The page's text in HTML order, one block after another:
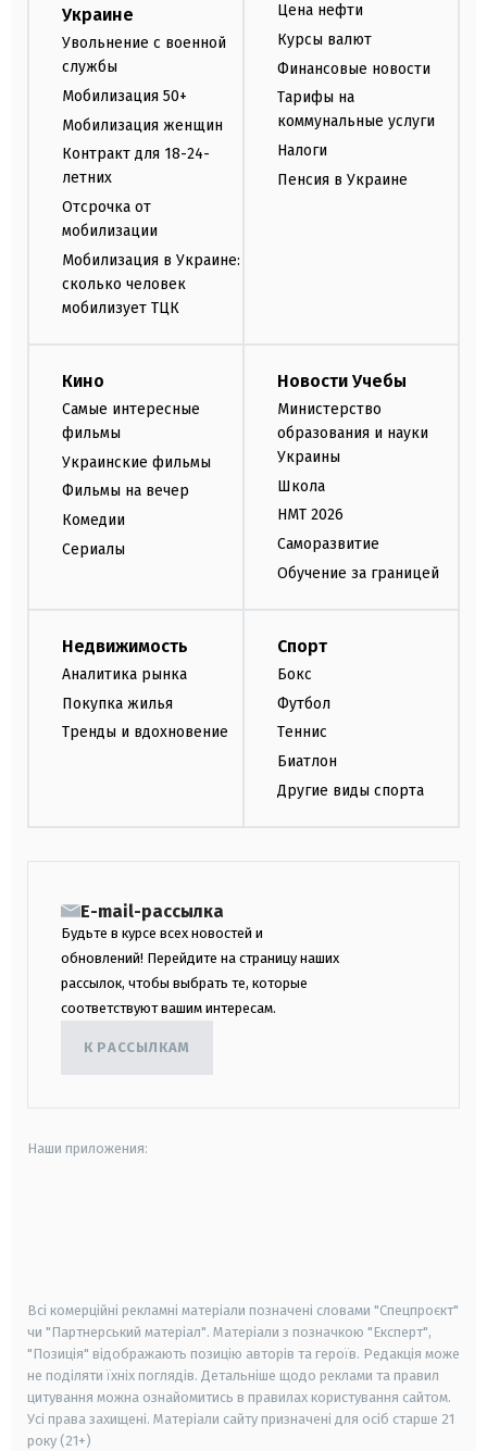
Украине
Увольнение с военной
службы
Мобилизация 50+
Мобилизация женщин
Контракт для 18-24-
летних
Отсрочка от
мобилизации
Мобилизация в Украине:
сколько человек
мобилизует ТЦК
Цена нефти
Курсы валют
Финансовые новости
Тарифы на
коммунальные услуги
Налоги
Пенсия в Украине
Кино
Самые интересные
фильмы
Украинские фильмы
Фильмы на вечер
Комедии
Сериалы
Новости Учебы
Министерство
образования и науки
Украины
Школа
НМТ 2026
Саморазвитие
Обучение за границей
Недвижимость
Аналитика рынка
Покупка жилья
Тренды и вдохновение
Спорт
Бокс
Футбол
Теннис
Биатлон
Другие виды спорта
E-mail-рассылка
Будьте в курсе всех новостей и
обновлений! Перейдите на страницу наших
рассылок, чтобы выбрать те, которые
соответствуют вашим интересам.
К РАССЫЛКАМ
Наши приложения:
Всі комерційні рекламні матеріали позначені словами "Спецпроєкт"
чи "Партнерський матеріал". Матеріали з позначкою "Експерт",
"Позиція" відображають позицію авторів та героїв. Редакція може
не поділяти їхніх поглядів. Детальніше щодо реклами та правил
цитування можна ознайомитись в правилах користування сайтом.
Усі права захищені. Матеріали сайту призначені для осіб старше 21
року (21+)